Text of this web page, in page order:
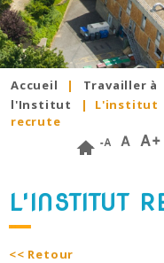
Accueil |
Travailler à
l'Institut
| L'institut
recrute
L'INSTITUT
<< Retour